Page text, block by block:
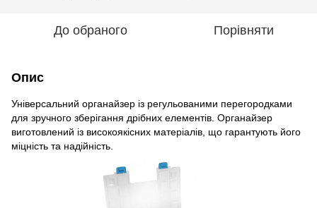
До обраного Порівняти
Опис
Універсальний органайзер із регульованими перегородками
для зручного зберігання дрібних елементів. Органайзер
виготовлений із високоякісних матеріалів, що гарантують його
міцність та надійність.